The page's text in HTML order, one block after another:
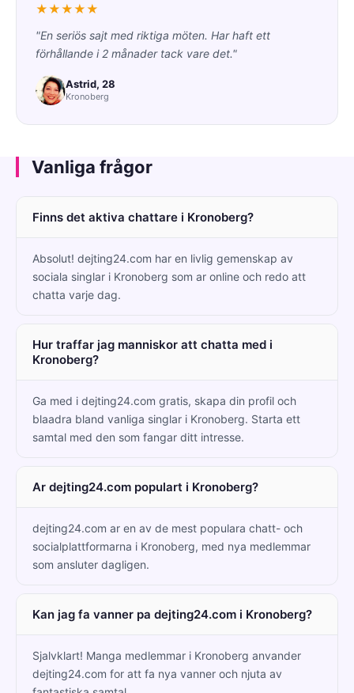
★★★★★
"En seriös sajt med riktiga möten. Har haft ett
förhållande i 2 månader tack vare det."
Astrid, 28
Kronoberg
Vanliga frågor
Finns det aktiva chattare i Kronoberg?
Absolut! dejting24.com har en livlig gemenskap av
sociala singlar i Kronoberg som ar online och redo att
chatta varje dag.
Hur traffar jag manniskor att chatta med i
Kronoberg?
Ga med i dejting24.com gratis, skapa din profil och
blaadra bland vanliga singlar i Kronoberg. Starta ett
samtal med den som fangar ditt intresse.
Ar dejting24.com populart i Kronoberg?
dejting24.com ar en av de mest populara chatt- och
socialplattformarna i Kronoberg, med nya medlemmar
som ansluter dagligen.
Kan jag fa vanner pa dejting24.com i Kronoberg?
Sjalvklart! Manga medlemmar i Kronoberg anvander
dejting24.com for att fa nya vanner och njuta av